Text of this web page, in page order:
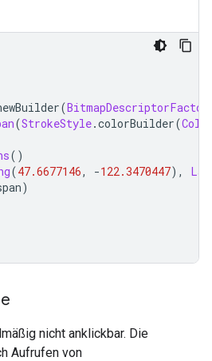
(
(StrokeStyle.colorBuilder(
()
(47.6677146, -122.3470447),
)
nicht anklickbar. Die
Aufrufen von